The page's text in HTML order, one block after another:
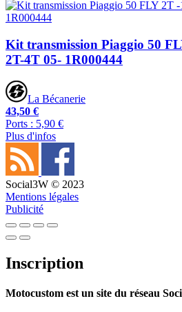
Kit transmission Piaggio 50
2T-4T 05- 1R000444
La Bécanerie
43,50 €
Ports : 5,90 €
Plus d'infos
Social3W © 2023
Mentions légales
Publicité
Inscription
Motocustom est un site du réseau